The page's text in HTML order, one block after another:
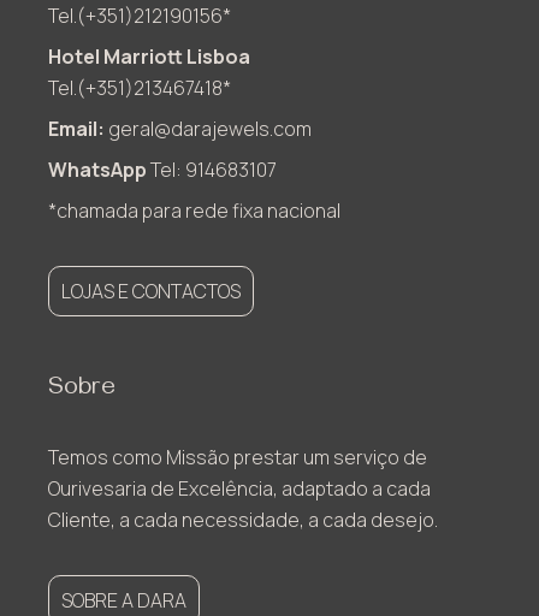
Tel.(+351)212190156*
Hotel Marriott Lisboa
Tel.(+351)213467418*
Email: geral@darajewels.com
WhatsAppTel: 914683107
*chamada para rede fixa nacional
LOJAS E CONTACTOS
Sobre
Temos como Missão prestar um serviço de
Ourivesaria de Excelência, adaptado a cada
Cliente, a cada necessidade, a cada desejo.
SOBRE A DARA